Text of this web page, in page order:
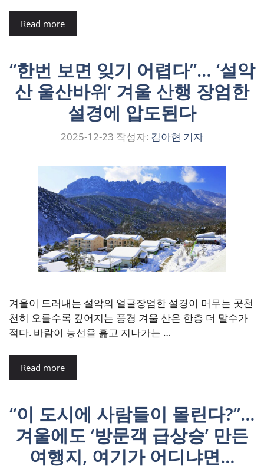
Read more
“한번 보면 잊기 어렵다”… ‘설악
산 울산바위’ 겨울 산행 장엄한
설경에 압도된다
2025-12-23 작성자: 김아현 기자
겨울이 드러내는 설악의 얼굴장엄한 설경이 머무는 곳천
천히 오를수록 깊어지는 풍경 겨울 산은 한층 더 말수가
적다. 바람이 능선을 훑고 지나가는 …
Read more
“이 도시에 사람들이 몰린다?”…
겨울에도 ‘방문객 급상승’ 만든
여행지, 여기가 어디냐면…